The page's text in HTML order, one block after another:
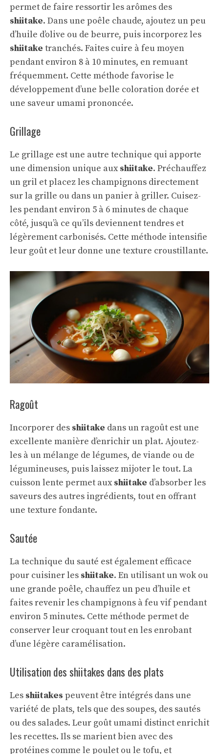
permet de faire ressortir les arômes des
shiitake. Dans une poêle chaude, ajoutez un peu
d’huile d’olive ou de beurre, puis incorporez les
shiitake tranchés. Faites cuire à feu moyen
pendant environ 8 à 10 minutes, en remuant
fréquemment. Cette méthode favorise le
développement d’une belle coloration dorée et
une saveur umami prononcée.
Grillage
Le grillage est une autre technique qui apporte
une dimension unique auxshiitake. Préchauffez
un gril et placez les champignons directement
sur la grille ou dans un panier à griller. Cuisez-
les pendant environ 5 à 6 minutes de chaque
côté, jusqu’à ce qu’ils deviennent tendres et
légèrement carbonisés. Cette méthode intensifie
leur goût et leur donne une texture croustillante.
Ragoût
Incorporer des shiitake dans un ragoût est une
excellente manière d’enrichir un plat. Ajoutez-
les à un mélange de légumes, de viande ou de
légumineuses, puis laissez mijoter le tout. La
cuisson lente permet auxshiitake d’absorber les
saveurs des autres ingrédients, tout en offrant
une texture fondante.
Sautée
La technique du sauté est également efficace
pour cuisiner les shiitake. En utilisant un wok ou
une grande poêle, chauffez un peu d’huile et
faites revenir les champignons à feu vif pendant
environ 5 minutes. Cette méthode permet de
conserver leur croquant tout en les enrobant
d’une légère caramélisation.
Utilisation des shiitakes dans des plats
Les shiitakes peuvent être intégrés dans une
variété de plats, tels que des soupes, des sautés
ou des salades. Leur goût umami distinct enrichit
les recettes. Ils se marient bien avec des
protéines comme le poulet ou le tofu, et